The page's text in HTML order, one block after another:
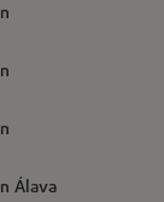
Álava